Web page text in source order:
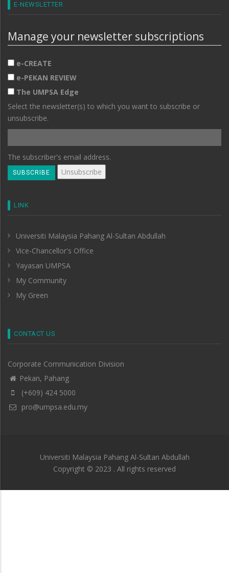
E-NEWSLETTER
Manage your newsletter subscriptions
e-CREATE
e-PEKAN REVIEW
The UMPSA Edge
Select the newsletter(s) to which you want to subscribe or
unsubscribe.
The subscriber's email address.
LINK
Universiti Malaysia Pahang Al-Sultan Abdullah
Vice-Chancellor's Office
Yayasan UMPSA
My Community
My Green
CONTACT US
Corporate Communication Division
Pekan, Pahang
(+609) 424 5000
pro@umpsa.edu.my
Universiti Malaysia Pahang Al-Sultan Abdullah
Copyright © 2023 . All rights reserved